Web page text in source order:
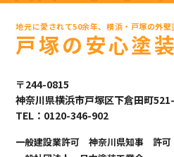
地元に愛されて50余年、横浜・戸塚の外
戸塚の安心塗
〒244-0815
神奈川県横浜市戸塚区下倉田町
TEL：0120-346-902
一般建設業許可 神奈川県知事 許可